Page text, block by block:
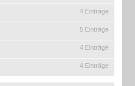
4 Einträge
5 Einträge
4 Einträge
4 Einträge